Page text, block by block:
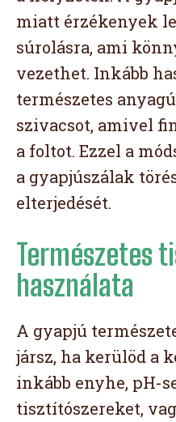
miatt érzékenyek
súrolásra, ami
vezethet. Inkább
természetes
szivacsot, amivel
a foltot. Ezzel a
a gyapjúszálak
elterjedését.
Természetes
használata
A gyapjú
jársz, ha kerülöd a
inkább enyhe, pH-
tisztítószereket,